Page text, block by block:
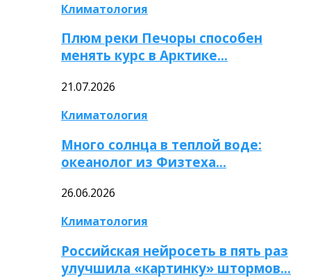
Климатология
Плюм реки Печоры способен
менять курс в Арктике…
21.07.2026
Климатология
Много солнца в теплой воде:
океанолог из Физтеха…
26.06.2026
Климатология
Российская нейросеть в пять раз
улучшила «картинку» штормов…